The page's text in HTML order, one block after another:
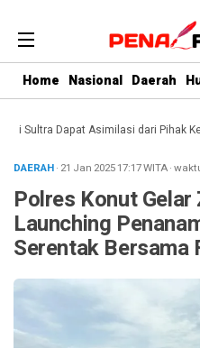
Home Nasional Daerah
Dapat Asimilasi dari Pihak Ketiga,
DAERAH· 21 Jan 202517:17WITA·
Polres Konut
Launching
Serentak Bersama